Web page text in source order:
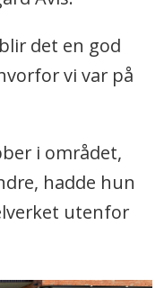
det en god
vi var på
i området,
hadde hun
utenfor